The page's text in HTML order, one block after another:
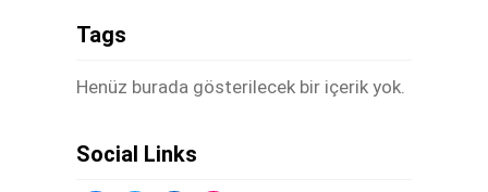
Tags
Henüz burada gösterilecek bir içerik yok.
Social Links